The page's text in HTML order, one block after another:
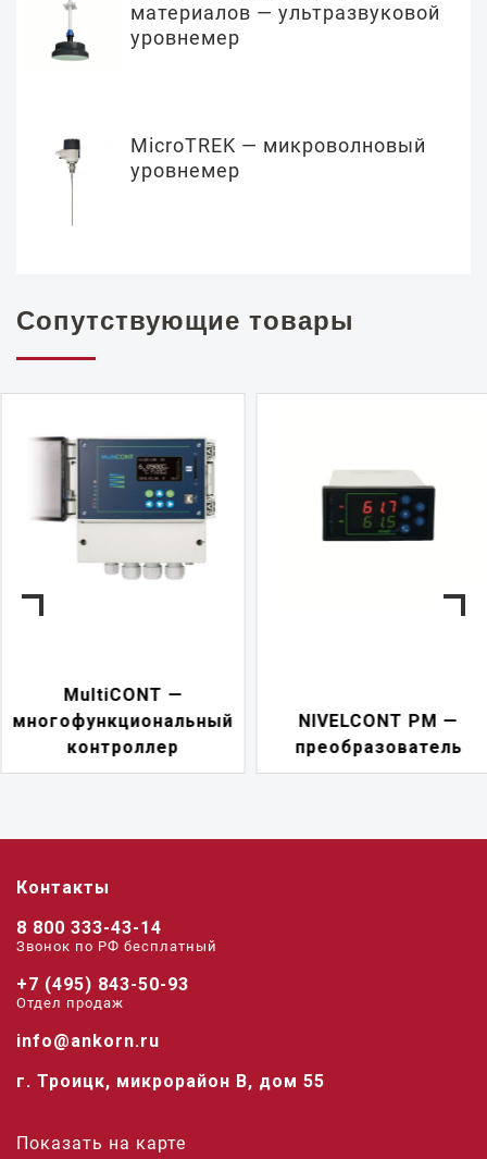
материалов — ультразвуковой
уровнемер
MicroTREK — микроволновый
уровнемер
Сопутствующие товары
NIVELCONT PM —
преобразователь
переключатель
Контакты
8 800 333-43-14
Звонок по РФ беcплатный
+7 (495) 843-50-93
Отдел продаж
info@ankorn.ru
г. Троицк, микрорайон В, дом 55
Показать на карте